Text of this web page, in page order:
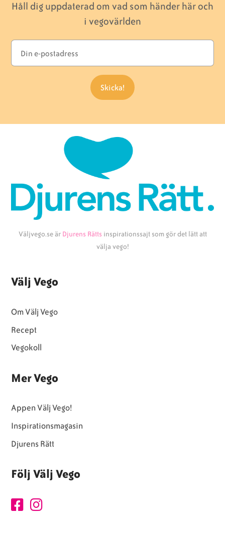
Håll dig uppdaterad om vad som händer här och
i vegovärlden
Väljvego.se är Djurens Rätts inspirationssajt som gör det lätt att
välja vego!
Välj Vego
Om Välj Vego
Recept
Vegokoll
Mer Vego
Appen Välj Vego!
Inspirationsmagasin
Djurens Rätt
Följ Välj Vego